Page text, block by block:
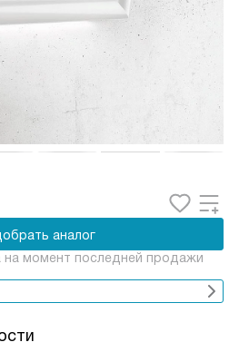
аналог
на момент последней продажи